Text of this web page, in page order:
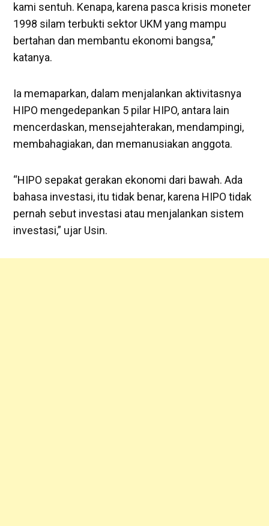
kami sentuh. Kenapa, karena pasca krisis moneter
1998 silam terbukti sektor UKM yang mampu
bertahan dan membantu ekonomi bangsa,”
katanya.
Ia memaparkan, dalam menjalankan aktivitasnya
HIPO mengedepankan 5 pilar HIPO, antara lain
mencerdaskan, mensejahterakan, mendampingi,
membahagiakan, dan memanusiakan anggota.
“HIPO sepakat gerakan ekonomi dari bawah. Ada
bahasa investasi, itu tidak benar, karena HIPO tidak
pernah sebut investasi atau menjalankan sistem
investasi,” ujar Usin.